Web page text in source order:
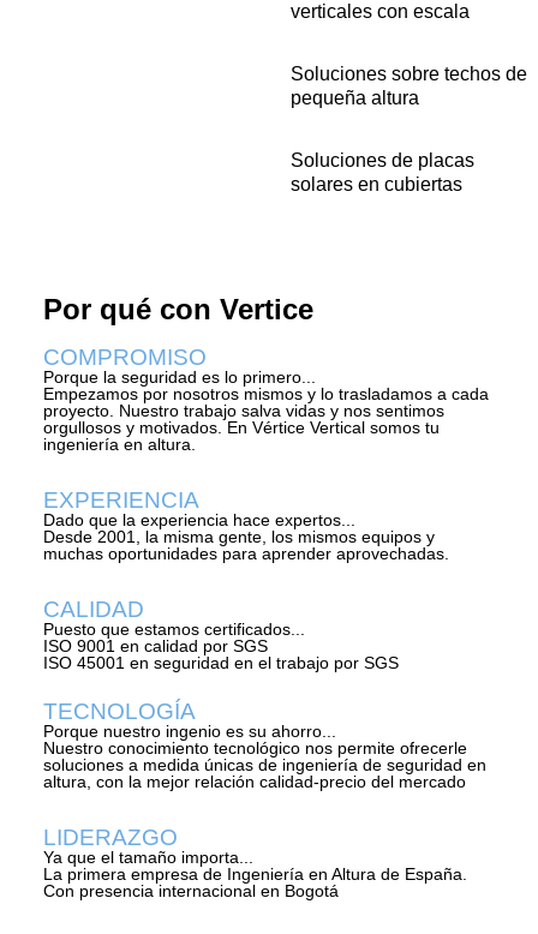
verticales con escala
Soluciones sobre techos de
pequeña altura
Soluciones de placas
solares en cubiertas
Por qué con Vertice
COMPROMISO
Porque la seguridad es lo primero...
Empezamos por nosotros mismos y lo trasladamos a cada
proyecto. Nuestro trabajo salva vidas y nos sentimos
orgullosos y motivados. En Vértice Vertical somos tu
ingeniería en altura.
EXPERIENCIA
Dado que la experiencia hace expertos...
Desde 2001, la misma gente, los mismos equipos y
muchas oportunidades para aprender aprovechadas.
CALIDAD
Puesto que estamos certificados...
ISO 9001 en calidad por SGS
ISO 45001 en seguridad en el trabajo por SGS
TECNOLOGÍA
Porque nuestro ingenio es su ahorro...
Nuestro conocimiento tecnológico nos permite ofrecerle
soluciones a medida únicas de ingeniería de seguridad en
altura, con la mejor relación calidad-precio del mercado
LIDERAZGO
Ya que el tamaño importa...
La primera empresa de Ingeniería en Altura de España.
Con presencia internacional en Bogotá